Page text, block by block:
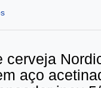
cerveja
aço